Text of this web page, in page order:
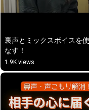
裏声とミックスボイスを
なす！
1.9K views